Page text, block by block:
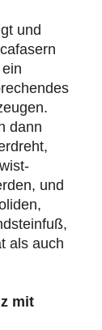
und
dann
und
als auch
mit